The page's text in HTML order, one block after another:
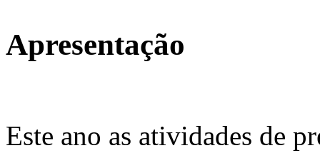
Apresentação
Este ano as atividades de